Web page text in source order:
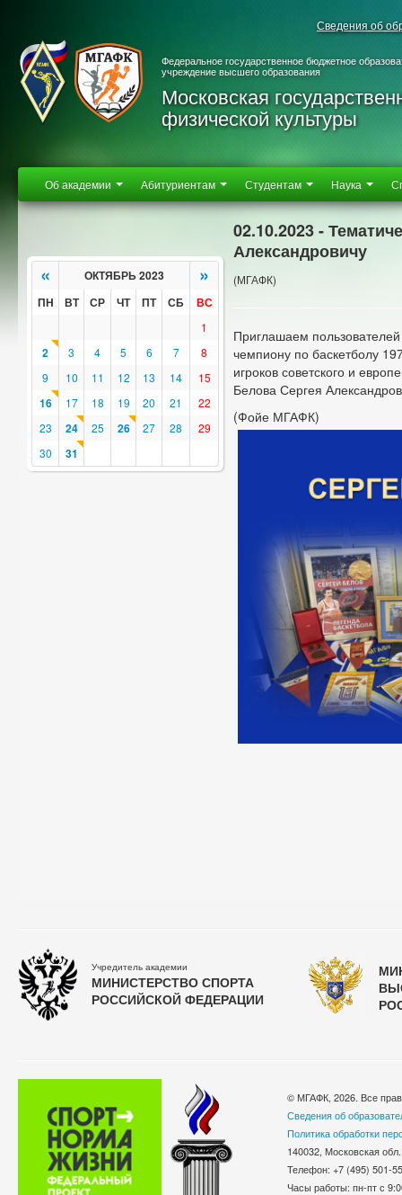
Сведения об
Федеральное государственное бюджетное
учреждение высшего образования
Московская
физической культуры
Об академии Абитуриентам Студентам Наука
« ОКТЯБРЬ 2023 »
ПН ВТ СР ЧТ ПТ СБ ВС
1
2 3 4 5 6 7
8
9
10 11 12 13 14 15
16 17 18 19 20 21
22
23
24 25 26 27 28
29
30
31
02.10.2023 -
Александровичу
(МГАФК)
Приглашаем
чемпиону по баскетболу
игроков советского и
Белова Сергея
(Фойе МГАФК)
Учредитель академии
МИНИСТЕРСТВО СПОРТА
РОССИЙСКОЙ ФЕДЕРАЦИИ
© МГАФК, 2026. Все
Сведения об
Политика обработки
140032, Московская
Телефон: +7 (495)
Часы работы: пн-пт с